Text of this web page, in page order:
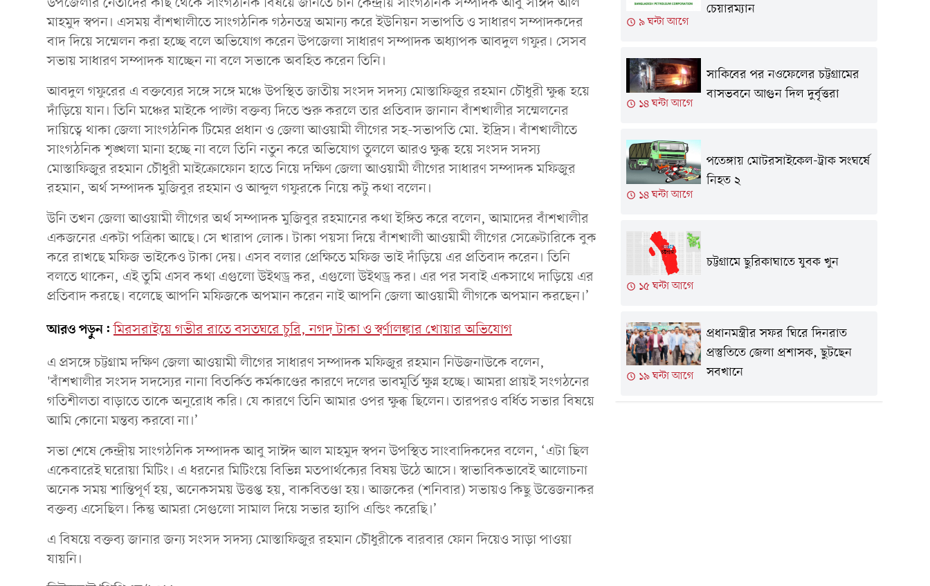
মাহমুদ স্বপন। এসময় বাঁশখালীতে সাংগঠনিক গঠনতন্ত্র অমান্য করে ইউনিয়ন সভাপতি ও সাধারণ সম্পাদকদের
বাদ দিয়ে সম্মেলন করা হচ্ছে বলে অভিযোগ করেন উপজেলা সাধারণ সম্পাদক অধ্যাপক আবদুল গফুর। সেসব
সভায় সাধারণ সম্পাদক যাচ্ছেন না বলে সভাকে অবহিত করেন তিনি।
আবদুল গফুরের এ বক্তব্যের সঙ্গে সঙ্গে মঞ্চে উপস্থিত জাতীয় সংসদ সদস্য মোস্তাফিজুর রহমান চৌধুরী ক্ষুব্ধ হয়ে
দাঁড়িয়ে যান। তিনি মঞ্চের মাইকে পাল্টা বক্তব্য দিতে শুরু করলে তার প্রতিবাদ জানান বাঁশখালীর সম্মেলনের
দায়িত্বে থাকা জেলা সাংগঠনিক টিমের প্রধান ও জেলা আওয়ামী লীগের সহ-সভাপতি মো. ইদ্রিস। বাঁশখালীতে
সাংগঠনিক শৃঙ্খলা মানা হচ্ছে না বলে তিনি নতুন করে অভিযোগ তুললে আরও ক্ষুব্ধ হয়ে সংসদ সদস্য
মোস্তাফিজুর রহমান চৌধুরী মাইক্রোফোন হাতে নিয়ে দক্ষিণ জেলা আওয়ামী লীগের সাধারণ সম্পাদক মফিজুর
রহমান, অর্থ সম্পাদক মুজিবুর রহমান ও আব্দুল গফুরকে নিয়ে কটু কথা বলেন।
উনি তখন জেলা আওয়ামী লীগের অর্থ সম্পাদক মুজিবুর রহমানের কথা ইঙ্গিত করে বলেন, আমাদের বাঁশখালীর
একজনের একটা পত্রিকা আছে। সে খারাপ লোক। টাকা পয়সা দিয়ে বাঁশখালী আওয়ামী লীগের সেক্রেটারিকে বুক
করে রাখছে মফিজ ভাইকেও টাকা দেয়। এসব বলার প্রেক্ষিতে মফিজ ভাই দাঁড়িয়ে এর প্রতিবাদ করেন। তিনি
বলতে থাকেন, এই তুমি এসব কথা এগুলো উইথড্র কর, এগুলো উইথড্র কর। এর পর সবাই একসাথে দাড়িয়ে এর
প্রতিবাদ করছে। বলেছে আপনি মফিজকে অপমান করেন নাই আপনি জেলা আওয়ামী লীগকে অপমান করছেন।’
আরও পড়ুন: মিরসরাইয়ে গভীর রাতে বসতঘরে চুরি, নগদ টাকা ও স্বর্ণালঙ্কার খোয়ার অভিযোগ
এ প্রসঙ্গে চট্টগ্রাম দক্ষিণ জেলা আওয়ামী লীগের সাধারণ সম্পাদক মফিজুর রহমান নিউজনাউকে বলেন,
'বাঁশখালীর সংসদ সদস্যের নানা বিতর্কিত কর্মকাণ্ডের কারণে দলের ভাবমূর্তি ক্ষুণ্ন হচ্ছে। আমরা প্রায়ই সংগঠনের
গতিশীলতা বাড়াতে তাকে অনুরোধ করি। যে কারণে তিনি আমার ওপর ক্ষুব্ধ ছিলেন। তারপরও বর্ধিত সভার বিষয়ে
আমি কোনো মন্তব্য করবো না।’
সভা শেষে কেন্দ্রীয় সাংগঠনিক সম্পাদক আবু সাঈদ আল মাহমুদ স্বপন উপস্থিত সাংবাদিকদের বলেন, ‘এটা ছিল
একেবারেই ঘরোয়া মিটিং। এ ধরনের মিটিংয়ে বিভিন্ন মতপার্থক্যের বিষয় উঠে আসে। স্বাভাবিকভাবেই আলোচনা
অনেক সময় শান্তিপূর্ণ হয়, অনেকসময় উত্তপ্ত হয়, বাকবিতণ্ডা হয়। আজকের (শনিবার) সভায়ও কিছু ‍উত্তেজনাকর
বক্তব্য এসেছিল। কিন্তু আমরা সেগুলো সামাল দিয়ে সভার হ্যাপি এন্ডিং করেছি।’
এ বিষয়ে বক্তব্য জানার জন্য সংসদ সদস্য মোস্তাফিজুর রহমান চৌধুরীকে বারবার ফোন দিয়েও সাড়া পাওয়া
যায়নি।
৯ ঘন্টা আগে
চেয়ারম্যান
১৪ ঘন্টা আগে
সাকিবের পর নওফেলের চট্টগ্রামের
বাসভবনে আগুন দিল দুর্বৃত্তরা
১৪ ঘন্টা আগে
পতেঙ্গায় মোটরসাইকেল-ট্রাক সংঘর্ষে
নিহত ২
১৫ ঘন্টা আগে
চট্টগ্রামে ছুরিকাঘাতে যুবক খুন
১৯ ঘন্টা আগে
প্রধানমন্ত্রীর সফর ঘিরে দিনরাত
প্রস্তুতিতে জেলা প্রশাসক, ছুটছেন
সবখানে